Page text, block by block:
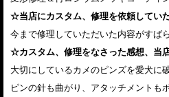
☆当店にカスタム、修理を依頼してい
今まで修理していただいた内容がすば
☆カスタム、修理をなさった感想、当
大切にしているカメのピンズを愛犬に
ピンの針も曲がり、アタッチメントも